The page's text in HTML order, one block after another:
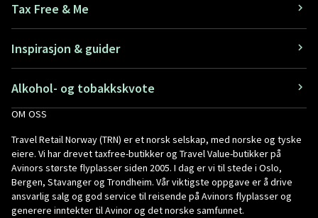
Tax Free & Me
Inspirasjon & guider
Alkohol- og tobakkskvote
OM OSS
Travel Retail Norway (TRN) er et norsk selskap, med norske og tyske
eiere. Vi har drevet taxfree-butikker og Travel Value-butikker på
Avinors største flyplasser siden 2005. I dag er vi til stede i Oslo,
Bergen, Stavanger og Trondheim. Vår viktigste oppgave er å drive
ansvarlig salg og god service til reisende på Avinors flyplasser og
generere inntekter til Avinor og det norske samfunnet.